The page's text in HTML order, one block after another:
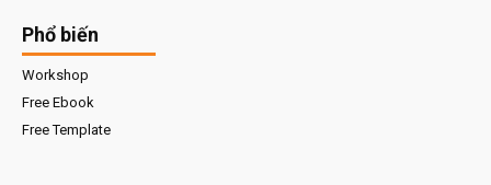
Phổ biến
Workshop
Free Ebook
Free Template